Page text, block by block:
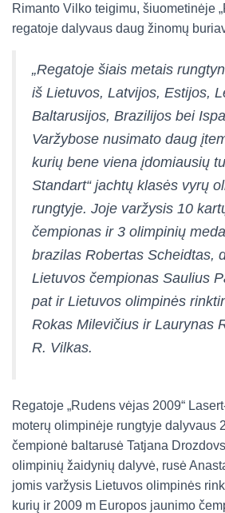
Rimanto Vilko teigimu, šiuometinėje
regatoje dalyvaus daug žinomų
„Regatoje šiais metais
iš Lietuvos, Latvijos, Estijos,
Baltarusijos, Brazilijos bei
Varžybose nusimato daug
kurių bene viena įdomiausių
Standart“ jachtų klasės vyrų
rungtyje. Joje varžysis 10
čempionas ir 3 olimpinių
brazilas Robertas Scheidtas,
Lietuvos čempionas Saulius
pat ir Lietuvos olimpinės
Rokas Milevičius ir Laurynas
R. Vilkas.
Regatoje „Rudens vėjas 2009“
moterų olimpinėje rungtyje dalyvaus
čempionė baltarusė Tatjana
olimpinių žaidynių dalyvė, rusė
jomis varžysis Lietuvos olimpinės
kurių ir 2009 m Europos jaunimo